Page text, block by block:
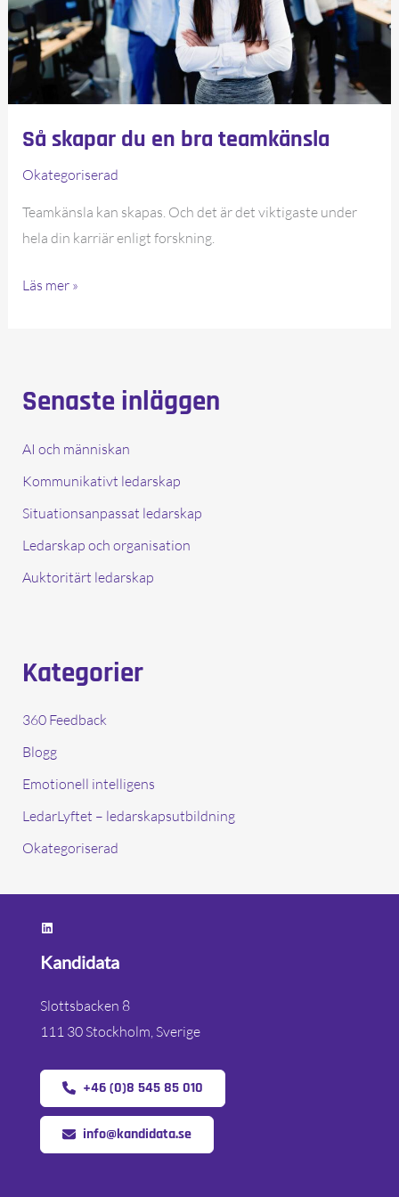
Så skapar du en bra teamkänsla
Okategoriserad
Teamkänsla kan skapas. Och det är det viktigaste under
hela din karriär enligt forskning.
Så
bra
teamkänsla
Läs mer »
Senaste inläggen
AI och människan
Kommunikativt ledarskap
Situationsanpassat ledarskap
Ledarskap och organisation
Auktoritärt ledarskap
Kategorier
360 Feedback
Blogg
Emotionell intelligens
LedarLyftet – ledarskapsutbildning
Okategoriserad
https://www.linkedin.com/company/kandidata/?originalSubdomain=se
Kandidata
Slottsbacken 8
111 30 Stockholm, Sverige
+46 (0)8 545 85 010
info@kandidata.se